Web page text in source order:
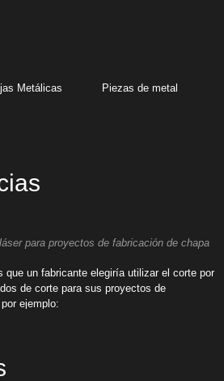
Metálicas Piezas de metal
para proyectos de fabricación de chapa
que un fabricante elegiría utilizar el corte por
de corte para sus proyectos de
ejemplo: